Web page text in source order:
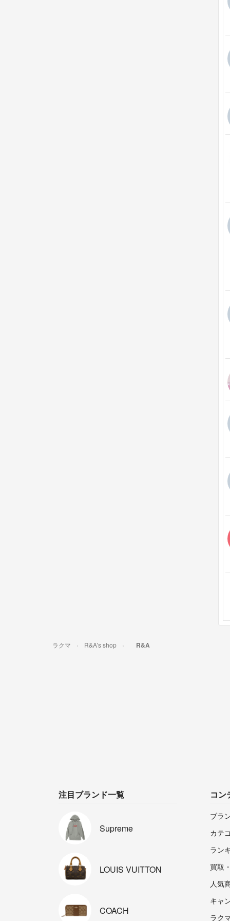
ラクマ R&A's shop R&A
注目ブランド一覧
Supreme
LOUIS VUITTON
COACH
コン
ブラ
カテ
ラン
買取
人気
キャ
ラク